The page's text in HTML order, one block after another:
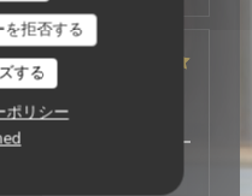
拒否する
する
ポリシー
ー:5/5
excellent